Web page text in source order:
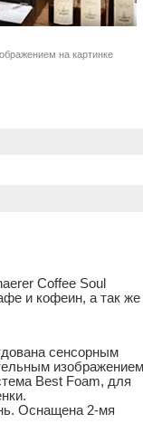
на картинке
Coffee Soul
и кофеин, а так же
сенсорным
изображением
Best Foam, для
Оснащена 2-мя